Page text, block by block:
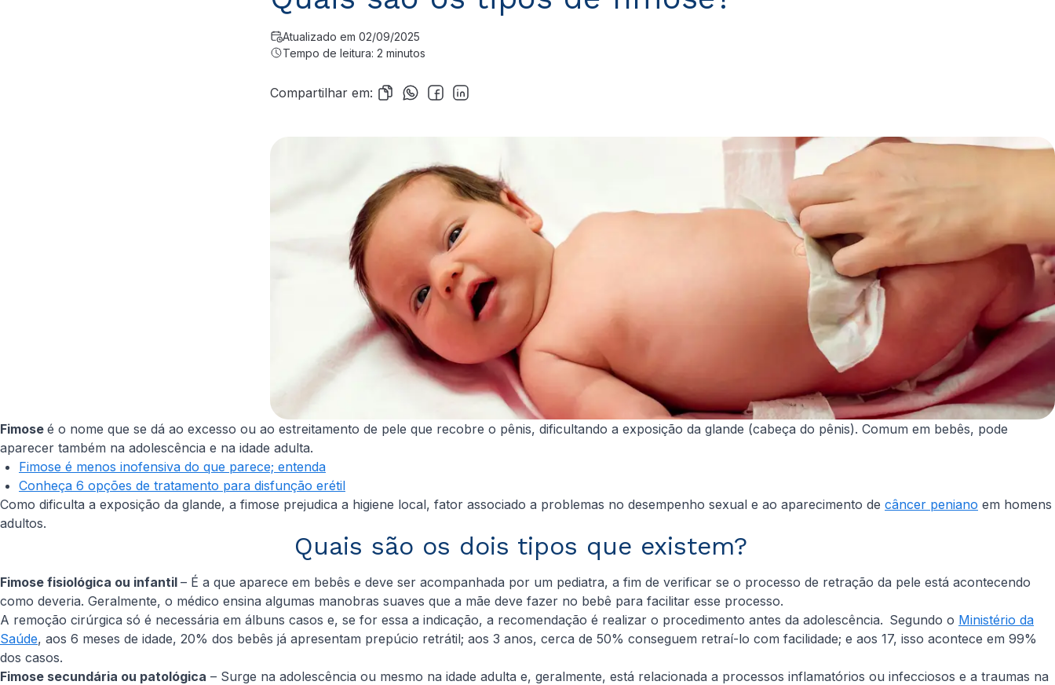
Atualizado em 02/09/2025
Tempo de leitura: 2 minutos
Compartilhar em:
Fimose é o nome que se dá ao excesso ou ao estreitamento de pele que recobre o pênis, dificultando a exposição da glande (cabeça do pênis). Comum em bebês, pode
aparecer também na adolescência e na idade adulta.
Fimose é menos inofensiva do que parece; entenda
Conheça 6 opções de tratamento para disfunção erétil
Como dificulta a exposição da glande, a fimose prejudica a higiene local, fator associado a problemas no desempenho sexual e ao aparecimento de câncer peniano em homens
adultos.
Quais são os dois tipos que existem?
Fimose fisiológica ou infantil – É a que aparece em bebês e deve ser acompanhada por um pediatra, a fim de verificar se o processo de retração da pele está acontecendo
como deveria. Geralmente, o médico ensina algumas manobras suaves que a mãe deve fazer no bebê para facilitar esse processo.
A remoção cirúrgica só é necessária em álbuns casos e, se for essa a indicação, a recomendação é realizar o procedimento antes da adolescência. Segundo o Ministério da
Saúde, aos 6 meses de idade, 20% dos bebês já apresentam prepúcio retrátil; aos 3 anos, cerca de 50% conseguem retraí-lo com facilidade; e aos 17, isso acontece em 99%
dos casos.
Fimose secundária ou patológica – Surge na adolescência ou mesmo na idade adulta e, geralmente, está relacionada a processos inflamatórios ou infecciosos e a traumas na